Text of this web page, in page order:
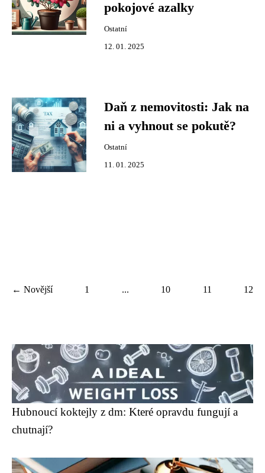
pokojové azalky
Ostatní
12. 01. 2025
Daň z nemovitosti: Jak na
ni a vyhnout se pokutě?
Ostatní
11. 01. 2025
← Novější 1 ... 10 11 12
Hubnoucí koktejly z dm: Které opravdu fungují a
chutnají?